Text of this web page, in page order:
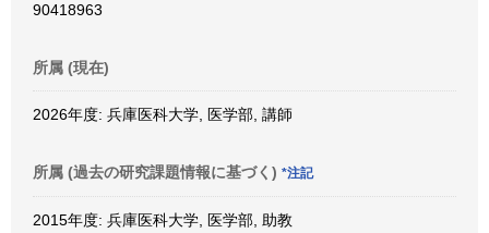
90418963
所属 (現在)
2026年度: 兵庫医科大学, 医学部, 講師
所属 (過去の研究課題情報に基づく) *注記
2015年度: 兵庫医科大学, 医学部, 助教